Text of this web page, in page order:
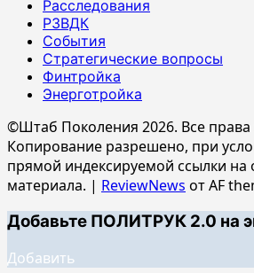
Расследования
РЗВДК
События
Стратегические вопросы
Финтройка
Энерготройка
©Штаб Поколения 2026. Все
Копирование разрешено, при
прямой индексируемой ссылки на
материала. | ReviewNews от AF
Добавьте ПОЛИТРУК 2.0 на
Добавить